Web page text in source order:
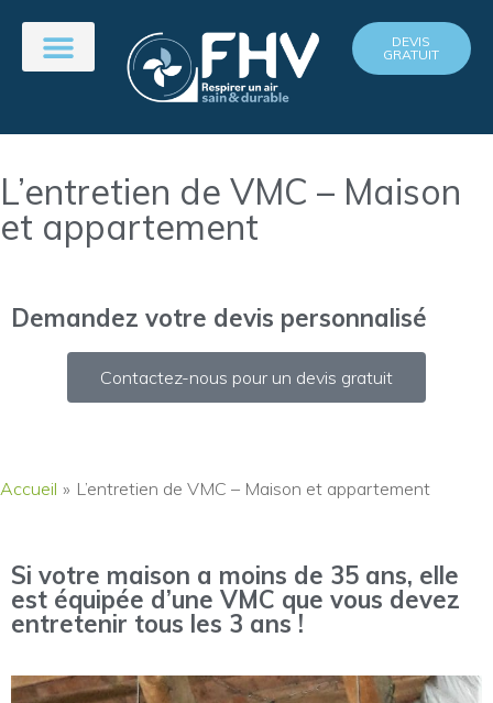
DEVIS
GRATUIT
L’entretien de VMC – Maison
et appartement
Demandez votre devis personnalisé
Contactez-nous pour un devis gratuit
Accueil » L’entretien de VMC – Maison et appartement
Si votre maison a moins de 35 ans, elle
est équipée d’une VMC que vous devez
entretenir tous les 3 ans !